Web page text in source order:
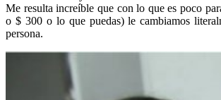
Me resulta increíble que con lo que es poco
o $ 300 o lo que puedas) le cambiamos
persona.